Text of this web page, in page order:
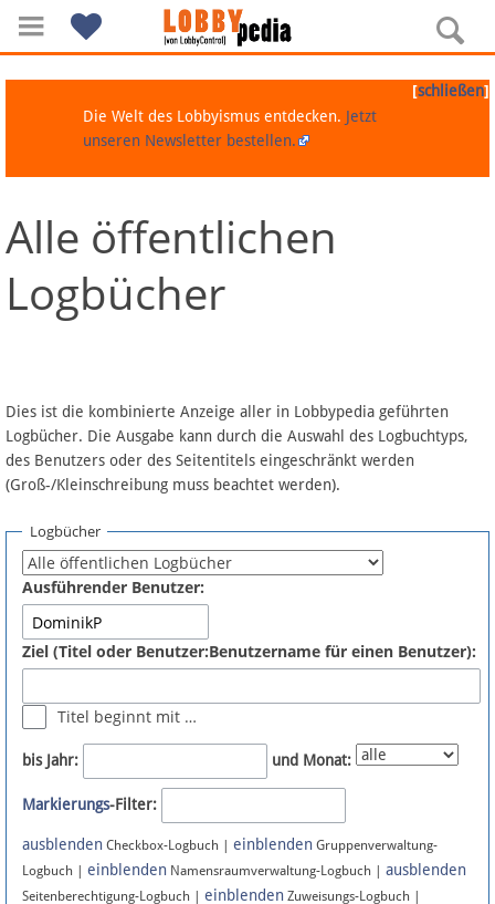
Navigation
Über Lobbypedia
Artikel nach Kategorien
FAQ
Fördermitglied werden
Fehler melden
Newsletter
Bluesky
Facebook
Instagram
[schließen]
Die Welt des Lobbyismus entdecken. Jetzt
unseren Newsletter bestellen.
Alle öffentlichen
Logbücher
Dies ist die kombinierte Anzeige aller in Lobbypedia geführten
Logbücher. Die Ausgabe kann durch die Auswahl des Logbuchtyps,
des Benutzers oder des Seitentitels eingeschränkt werden
(Groß-/Kleinschreibung muss beachtet werden).
Logbücher
Ausführender Benutzer:
Ziel (Titel oder Benutzer:Benutzername für einen Benutzer):
Titel beginnt mit …
bis Jahr: und Monat:
Markierungs-Filter:
ausblenden Checkbox-Logbuch | einblenden Gruppenverwaltung-
Logbuch | einblenden Namensraumverwaltung-Logbuch | ausblenden
Seitenberechtigung-Logbuch | einblenden Zuweisungs-Logbuch |